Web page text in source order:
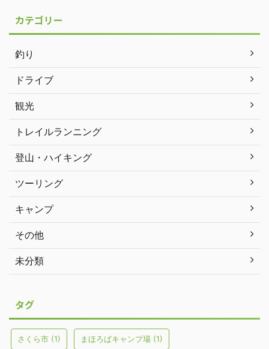
カテゴリー
釣り
ドライブ
観光
トレイルランニング
登山・ハイキング
ツーリング
キャンプ
その他
未分類
タグ
さくら市 (1) まほろばキャンプ場 (1)